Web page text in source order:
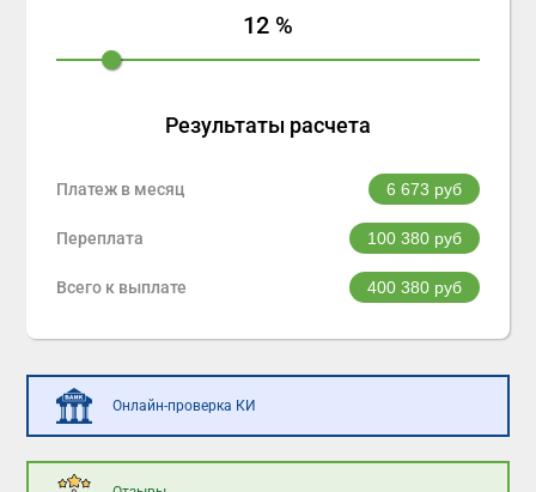
12 %
Результаты расчета
Платеж в месяц 6 673 руб
Переплата 100 380руб
Всего к выплате 400 380руб
Онлайн-проверка КИ